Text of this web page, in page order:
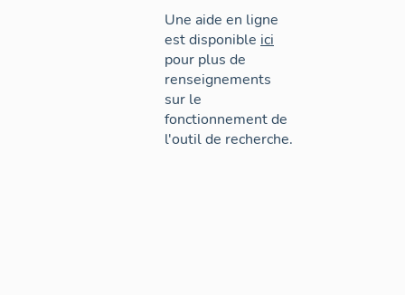
Une aide en ligne
est disponible ici
pour plus de
renseignements
sur le
fonctionnement de
l'outil de recherche.